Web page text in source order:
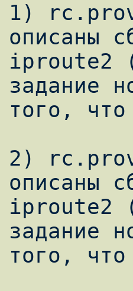
1)
описаны
iproute2
задание
того,
2)
описаны
iproute2
задание
того,